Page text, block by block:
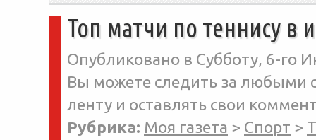
Топ матчи по теннису в
Опубликовано в Субботу, 6-го
Вы можете следить за любыми
ленту и оставлять свои
Рубрика: Моя газета > Спорт >